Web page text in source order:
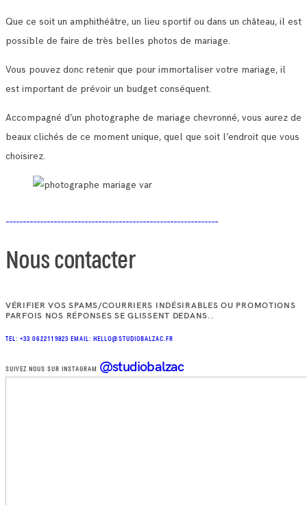
Que ce soit un amphithéâtre, un lieu sportif ou dans un château, il est
possible de faire de très belles photos de mariage.
Vous pouvez donc retenir que pour immortaliser votre mariage, il
est important de prévoir un budget conséquent.
Accompagné d’un photographe de mariage chevronné, vous aurez de
beaux clichés de ce moment unique, quel que soit l’endroit que vous
choisirez.
Nous contacter
VÉRIFIER VOS SPAMS/COURRIERS INDÉSIRABLES OU PROMOTIONS
PARFOIS NOS RÉPONSES SE GLISSENT DEDANS..
TEL: +33 0622119823 EMAIL: HELLO@STUDIOBALZAC.FR
SUIVEZ NOUS SUR INSTAGRAM @studiobalzac